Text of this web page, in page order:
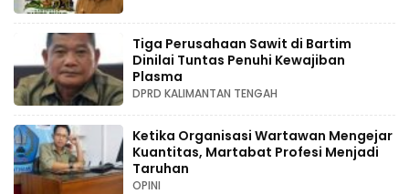
Tiga Perusahaan Sawit di Bartim
Dinilai Tuntas Penuhi Kewajiban
Plasma
DPRD KALIMANTAN TENGAH
Ketika Organisasi Wartawan Mengejar
Kuantitas, Martabat Profesi Menjadi
Taruhan
OPINI